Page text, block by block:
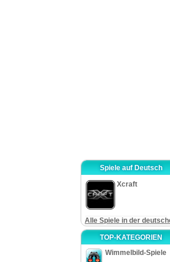
gruselige Grafik schaffen passende Stimmung.
Spiele auf Deutsch
Xcraft
Alle Spiele in der
TOP-KATEGORIEN
Wimmelbild-Spiele